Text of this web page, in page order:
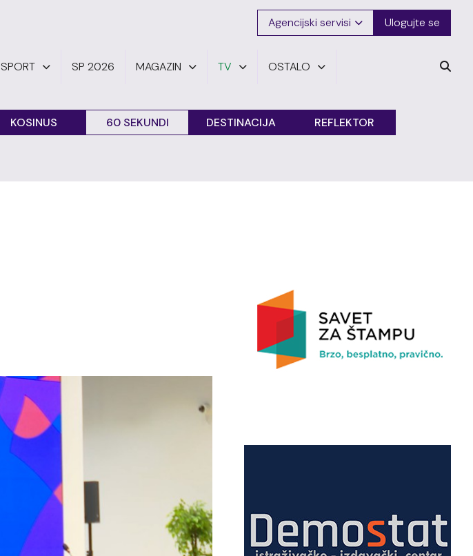
Agencijski servisi Ulogujte se
SPORT SP 2026 MAGAZIN TV OSTALO
KOSINUS 60 SEKUNDI DESTINACIJA
REFLEKTOR